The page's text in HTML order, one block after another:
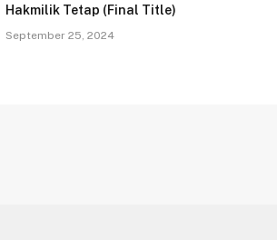
Hakmilik Tetap (Final Title)
September 25, 2024